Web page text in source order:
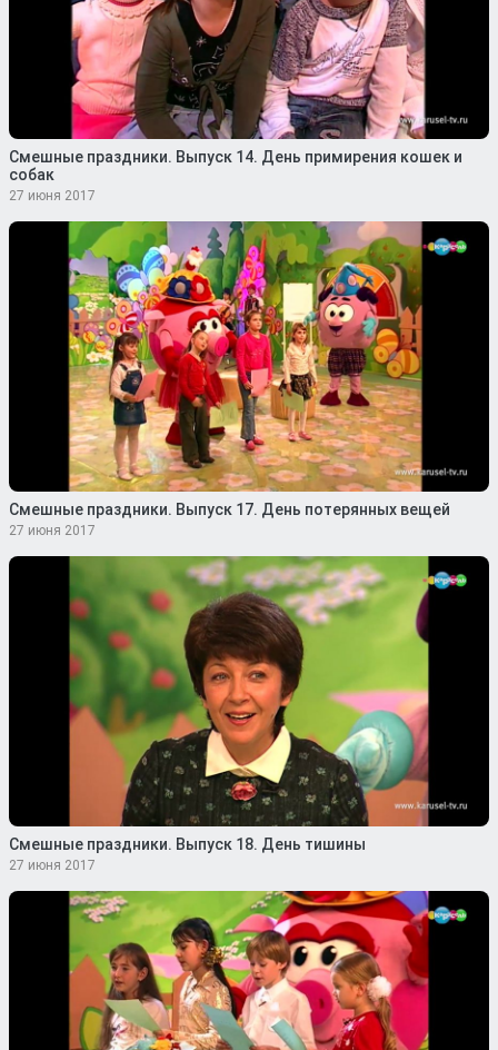
Смешные праздники. Выпуск 14. День примирения кошек и
собак
27 июня 2017
Смешные праздники. Выпуск 17. День потерянных вещей
27 июня 2017
Смешные праздники. Выпуск 18. День тишины
27 июня 2017